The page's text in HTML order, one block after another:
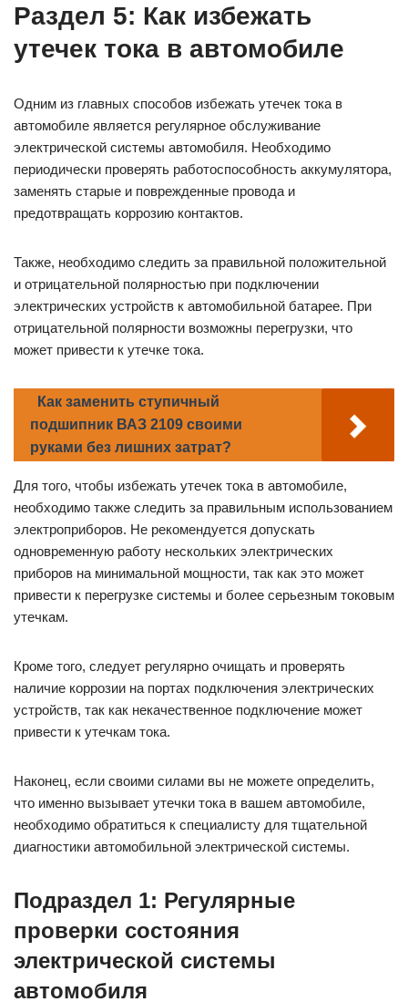
Раздел 5: Как избежать
утечек тока в автомобиле
Одним из главных способов избежать утечек тока в
автомобиле является регулярное обслуживание
электрической системы автомобиля. Необходимо
периодически проверять работоспособность аккумулятора,
заменять старые и поврежденные провода и
предотвращать коррозию контактов.
Также, необходимо следить за правильной положительной
и отрицательной полярностью при подключении
электрических устройств к автомобильной батарее. При
отрицательной полярности возможны перегрузки, что
может привести к утечке тока.
Как заменить ступичный
подшипник ВАЗ 2109 своими
руками без лишних затрат?
Для того, чтобы избежать утечек тока в автомобиле,
необходимо также следить за правильным использованием
электроприборов. Не рекомендуется допускать
одновременную работу нескольких электрических
приборов на минимальной мощности, так как это может
привести к перегрузке системы и более серьезным токовым
утечкам.
Кроме того, следует регулярно очищать и проверять
наличие коррозии на портах подключения электрических
устройств, так как некачественное подключение может
привести к утечкам тока.
Наконец, если своими силами вы не можете определить,
что именно вызывает утечки тока в вашем автомобиле,
необходимо обратиться к специалисту для тщательной
диагностики автомобильной электрической системы.
Подраздел 1: Регулярные
проверки состояния
электрической системы
автомобиля